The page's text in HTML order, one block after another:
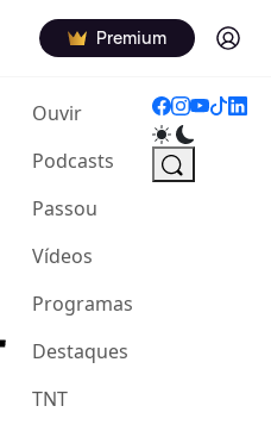
Premium Log in
Ouvir(current)
Podcasts
Passou
Vídeos
Programas
Destaques
TNT